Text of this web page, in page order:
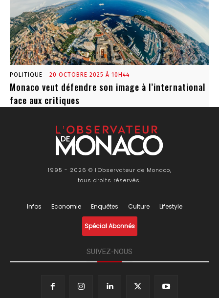
POLITIQUE 20 OCTOBRE 2025 À 10H44
Monaco veut défendre son image à l’international
face aux critiques
1995 - 2026 © l'Observateur de Monaco,
tous droits réservés.
Infos Economie Enquêtes Culture Lifestyle
Spécial Abonnés
SUIVEZ-NOUS